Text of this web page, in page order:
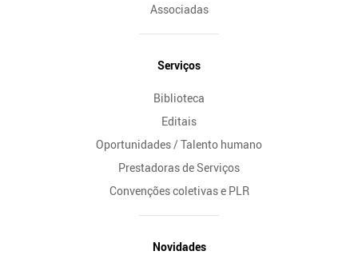
Associadas
Serviços
Biblioteca
Editais
Oportunidades / Talento humano
Prestadoras de Serviços
Convenções coletivas e PLR
Novidades